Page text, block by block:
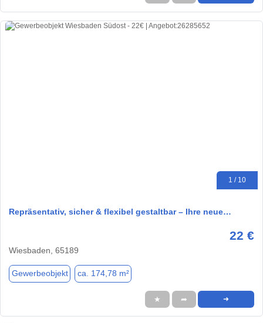
1 / 10
Repräsentativ, sicher & flexibel gestaltbar – Ihre neue…
22 €
Wiesbaden, 65189
Gewerbeobjekt ca. 174,78 m²
★ ➦ ➜